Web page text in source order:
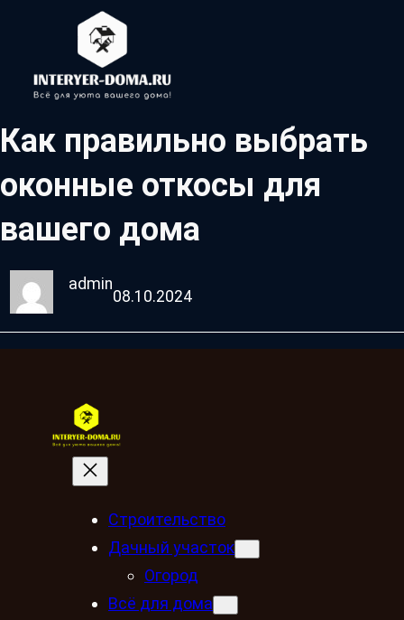
Как правильно выбрать
оконные откосы для
вашего дома
admin
08.10.2024
Строительство
Дачный участок
Огород
Всё для дома